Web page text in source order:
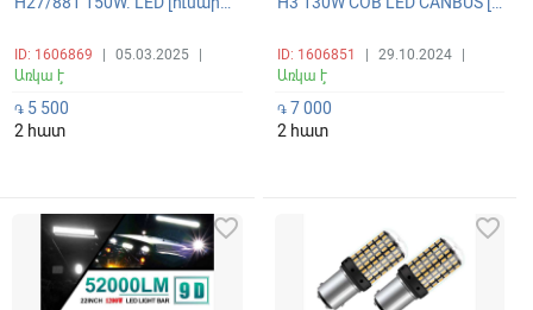
ID: 1606869 05.03.2025
Առկա է
֏ 5 500
2 հատ
ID: 1606851 29.10.2024
Առկա է
֏7 000
2 հատ
favorite_border favorite_border